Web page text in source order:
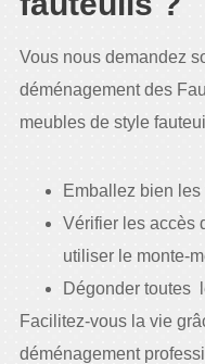
Vous nous demandez
déménagement des
meubles de style
Emballez bien
Vérifier les accès
utiliser le monte-
Dégonder toutes
Facilitez-vous la vie
déménagement